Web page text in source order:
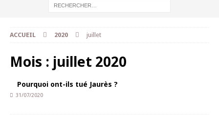
ACCUEIL 2020 juillet
Mois : juillet 2020
Pourquoi ont-ils tué Jaurès ?
31/07/2020